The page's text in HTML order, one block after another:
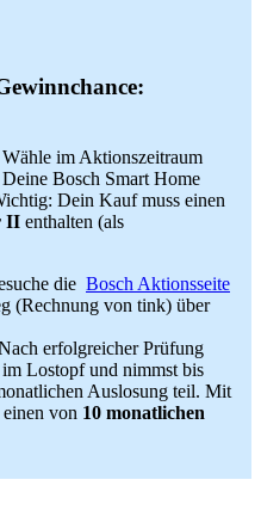
Wähle im Aktionszeitraum
Deine Bosch Smart Home
Dein Kauf muss einen
II enthalten (als
die Bosch Aktionsseite
(Rechnung von tink) über
erfolgreicher Prüfung
Lostopf und nimmst bis
Auslosung teil. Mit
von 10 monatlichen